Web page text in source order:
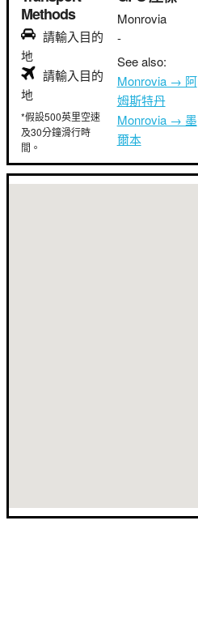
Methods
請輸入目的
地
請輸入目的
地
*假設500英里空速
及30分鐘滑行時
間。
Monrovia
-
See also:
Monrovia → 阿
姆斯特丹
Monrovia → 墨
爾本